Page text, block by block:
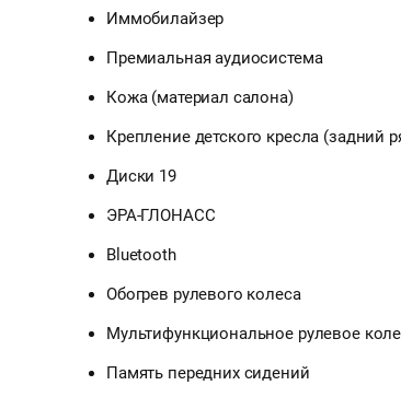
Иммобилайзер
Премиальная аудиосистема
Кожа (материал салона)
Крепление детского кресла (задний
Диски 19
ЭРА-ГЛОНАСС
Bluetooth
Обогрев рулевого колеса
Мультифункциональное рулевое
Память передних сидений